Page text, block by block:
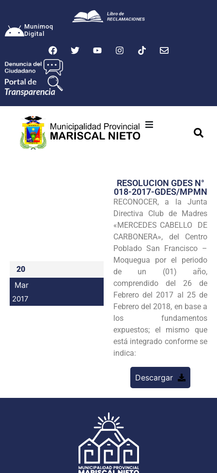
Munimoq
Digital
Transparencia
Seguridad
Programas
Intranet
20
Mar
2017
RESOLUCION GDES N°
018-2017-GDES/MPMN
RECONOCER, a la Junta
Directiva Club de Madres
«MERCEDES CABELLO DE
CARBONERA», del Centro
Poblado San Francisco –
Moquegua por el periodo
de un (01) año,
comprendido del 26 de
Febrero del 2017 al 25 de
Febrero del 2018, en base a
los fundamentos
expuestos; el mismo que
está integrado conforme se
indica:
Descargar